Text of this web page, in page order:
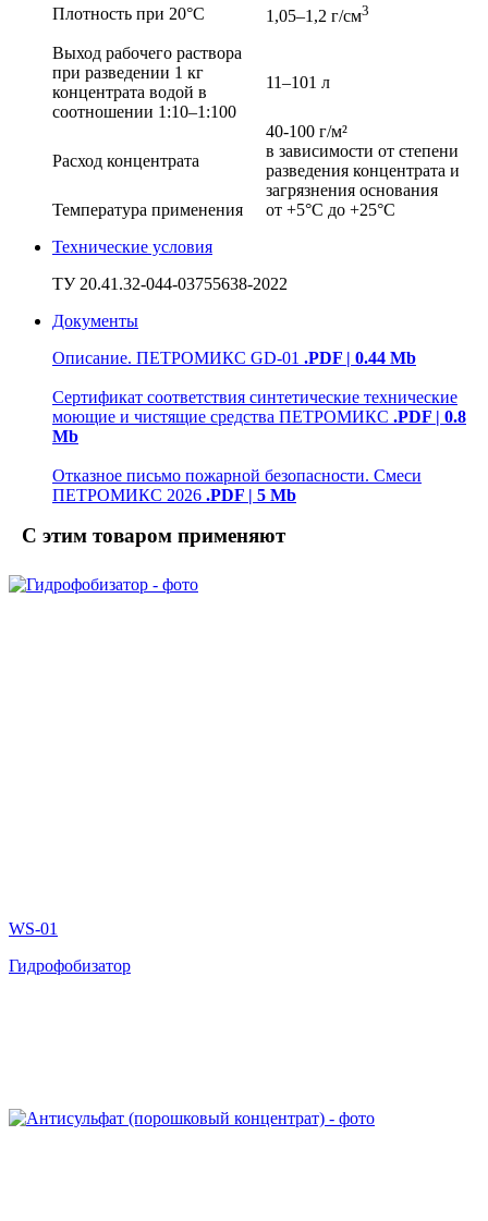
Плотность при 20°С 1,05–1,2 г/cм3
Выход рабочего раствора
при разведении 1 кг
концентрата водой в
соотношении 1:10–1:100
11–101 л
Расход концентрата
40-100 г/м²
в зависимости от степени
разведения концентрата и
загрязнения основания
Температура применения
от +5°С до +25°С
Технические условия
ТУ 20.41.32-044-03755638-2022
Документы
Описание. ПЕТРОМИКС GD-01 .PDF | 0.44 Mb
Сертификат соответствия синтетические технические
моющие и чистящие средства ПЕТРОМИКС .PDF | 0.8
Mb
Отказное письмо пожарной безопасности. Смеси
ПЕТРОМИКС 2026 .PDF | 5 Mb
С этим товаром применяют
WS-01
Гидрофобизатор